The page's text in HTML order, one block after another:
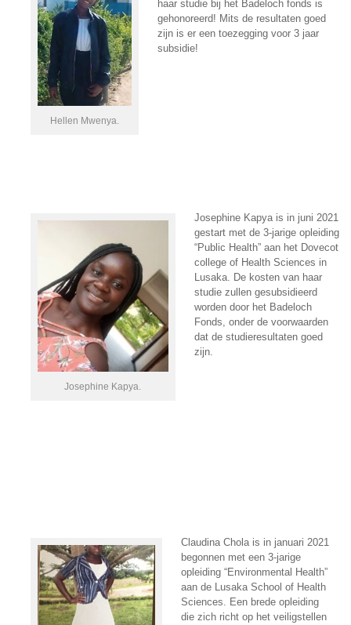
Hellen Mwenya.
haar studie bij het Badeloch fonds is
gehonoreerd! Mits de resultaten goed
zijn is er een toezegging voor 3 jaar
subsidie!
Josephine Kapya.
Josephine Kapya is in juni 2021
gestart met de 3-jarige opleiding
“Public Health” aan het Dovecot
college of Health Sciences in
Lusaka. De kosten van haar
studie zullen gesubsidieerd
worden door het Badeloch
Fonds, onder de voorwaarden
dat de studieresultaten goed
zijn.
Claudina Chola is in januari 2021
begonnen met een 3-jarige
opleiding “Environmental Health”
aan de Lusaka School of Health
Sciences. Een brede opleiding
die zich richt op het veiligstellen